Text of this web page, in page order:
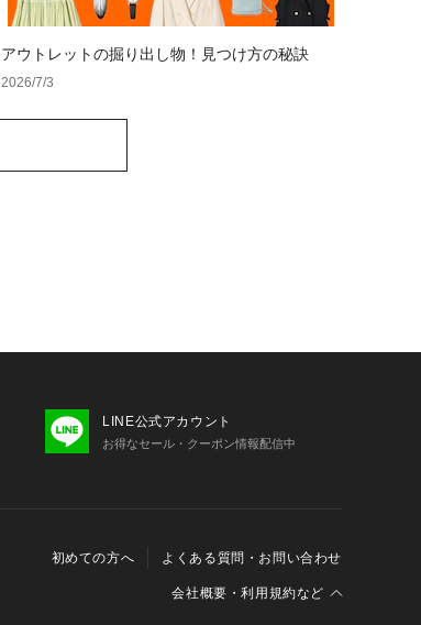
アウトレットの掘り出し物！見つけ方の秘訣
2026/7/3
LINE公式アカウント
お得なセール・クーポン情報配信中
初めての方へ よくある質問・お問い合わせ
会社概要・利用規約など